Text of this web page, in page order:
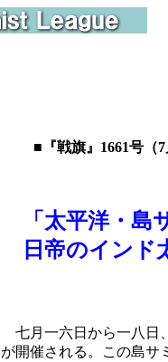
■『戦旗』1661号（
「太平洋・島
日帝のインド
七月一六日から一八日
が開催される。この島サ